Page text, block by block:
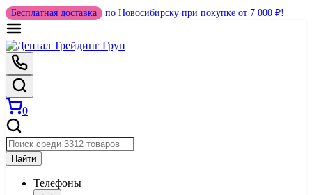
Бесплатная доставка по Новосибирску при покупке от 7 000 ₽!
0
Найти
Телефоны